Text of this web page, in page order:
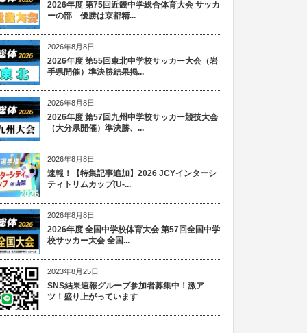
2026年度 第75回近畿中学総合体育大会 サッカ
ーの部 優勝は京都精...
2026年8月8日
2026年度 第55回東北中学校サッカー大会（岩
手県開催）準決勝結果掲...
2026年8月8日
2026年度 第57回九州中学校サッカー競技大会
（大分県開催）準決勝、...
2026年8月8日
速報！【特集記事追加】2026 JCYインターシ
ティトリムカップ(U-...
2026年8月8日
2026年度 全国中学校体育大会 第57回全国中学
校サッカー大会 全国...
2023年8月25日
SNS結果速報グループ参加者募集中！激ア
ツ！盛り上がっています